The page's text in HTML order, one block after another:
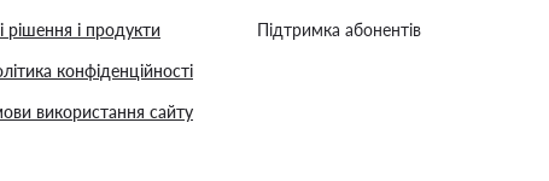
рішення і продукти
конфіденційності
використання сайту
Підтримка абонентів